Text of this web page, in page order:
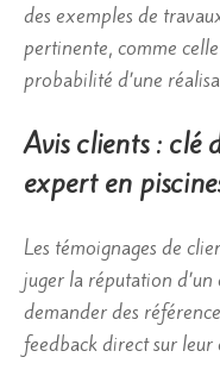
des exemples de
pertinente, comme
probabilité d’une
Avis clients : clé
expert en
Les témoignages de
juger la réputation d’un
demander des
feedback direct sur